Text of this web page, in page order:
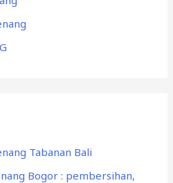
Tabanan Bali
Bogor : pembersihan,